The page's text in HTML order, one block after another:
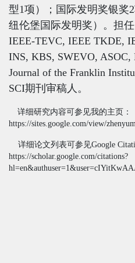
型1项）；国际发明奖银奖2
纽伦堡国际发明奖）。担
IEEE-TEVC, IEEE TKDE,
INS, KBS, SWEVO,
Journal of the Franklin
SCI期刊审稿人。
详细研究内容可参见我的主页：
https://sites.google.com/view/
详细论文列表可参见Google
https://scholar.google.com/citations?